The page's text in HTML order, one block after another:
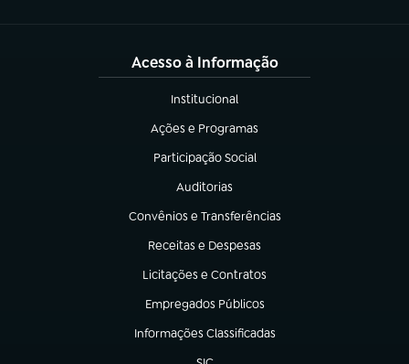
Acesso à Informação
Institucional
(abre em nova aba)
Ações e Programas
(abre em nova aba)
Participação Social
(abre em nova aba)
Auditorias
(abre em nova aba)
Convênios e Transferências
(abre em nova aba)
Receitas e Despesas
(abre em nova aba)
Licitações e Contratos
(abre em nova aba)
Empregados Públicos
(abre em nova aba)
Informações Classificadas
(abre em nova aba)